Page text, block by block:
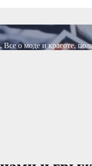
о моде и красоте,